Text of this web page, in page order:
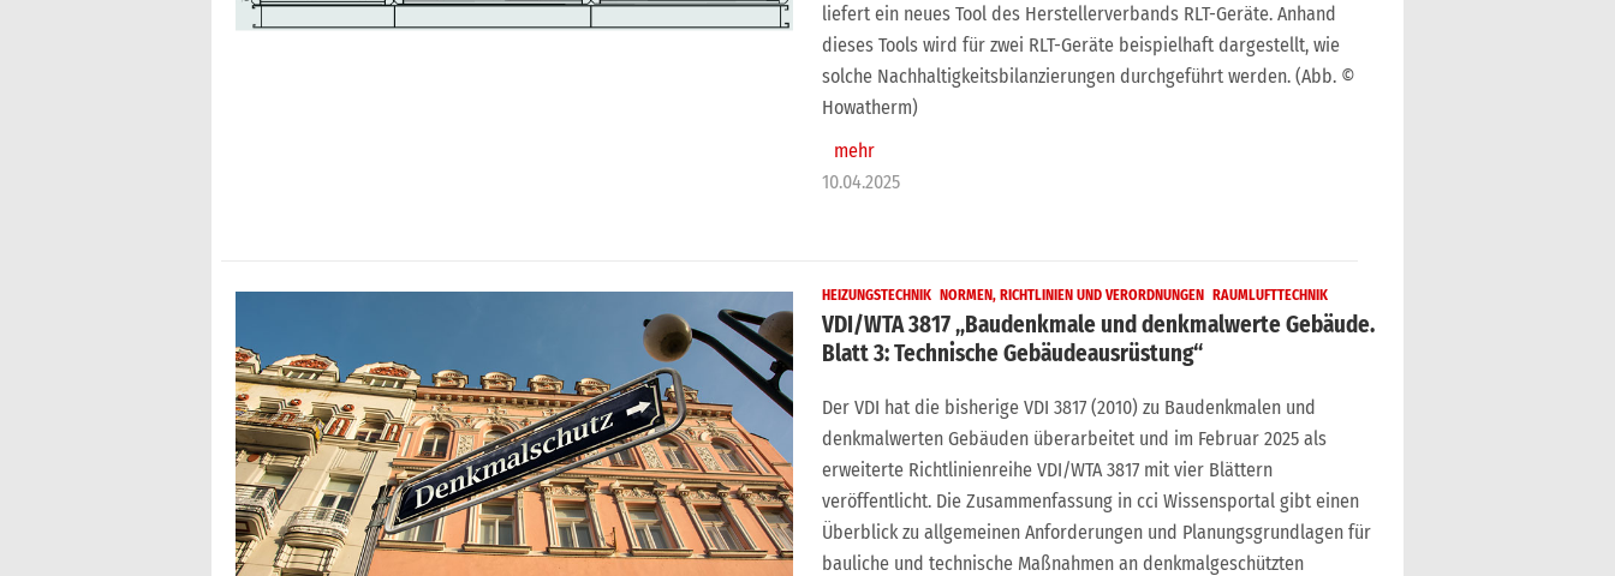
liefert ein neues Tool des Herstellerverbands RLT-Geräte. Anhand
dieses Tools wird für zwei RLT-Geräte beispielhaft dargestellt, wie
solche Nachhaltigkeitsbilanzierungen durchgeführt werden. (Abb. ©
Howatherm)
mehr
10.04.2025
HEIZUNGSTECHNIK NORMEN, RICHTLINIEN UND VERORDNUNGEN RAUMLUFTTECHNIK
VDI/WTA 3817 „Baudenkmale und denkmalwerte Gebäude.
Blatt 3: Technische Gebäudeausrüstung“
Der VDI hat die bisherige VDI 3817 (2010) zu Baudenkmalen und
denkmalwerten Gebäuden überarbeitet und im Februar 2025 als
erweiterte Richtlinienreihe VDI/WTA 3817 mit vier Blättern
veröffentlicht. Die Zusammenfassung in cci Wissensportal gibt einen
Überblick zu allgemeinen Anforderungen und Planungsgrundlagen für
bauliche und technische Maßnahmen an denkmalgeschützten